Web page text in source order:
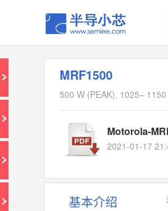
MRF1500
500 W (PEAK), 1025–
Motorola-
2021-01-17
基本介绍